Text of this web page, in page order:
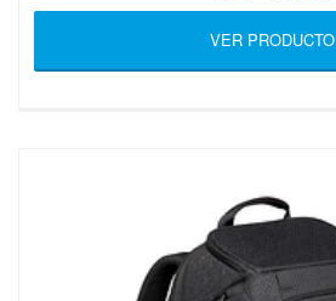
VER PRODUCTO